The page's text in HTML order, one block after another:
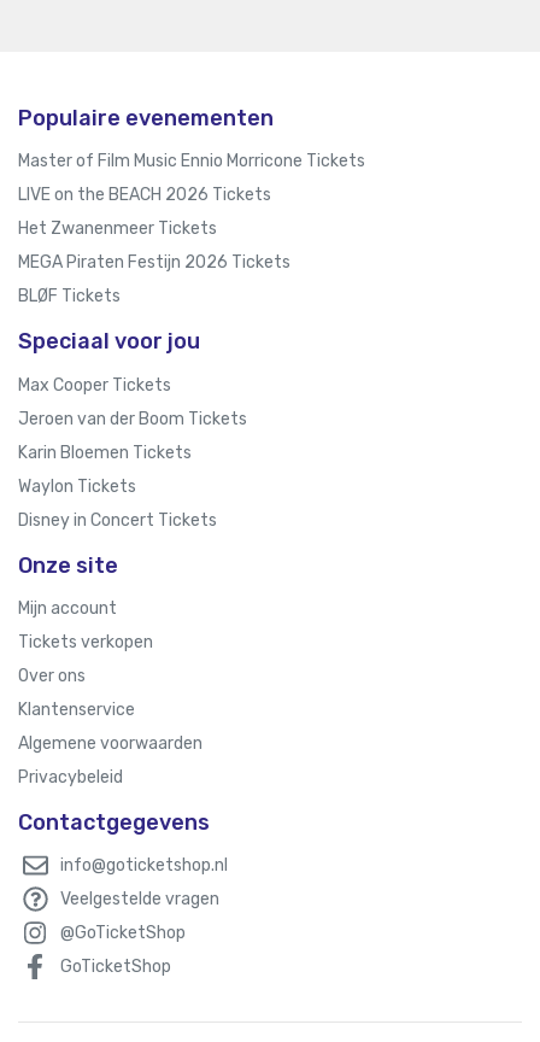
Populaire evenementen
Master of Film Music Ennio Morricone Tickets
LIVE on the BEACH 2026 Tickets
Het Zwanenmeer Tickets
MEGA Piraten Festijn 2026 Tickets
BLØF Tickets
Speciaal voor jou
Max Cooper Tickets
Jeroen van der Boom Tickets
Karin Bloemen Tickets
Waylon Tickets
Disney in Concert Tickets
Onze site
Mijn account
Tickets verkopen
Over ons
Klantenservice
Algemene voorwaarden
Privacybeleid
Contactgegevens
info@goticketshop.nl
Veelgestelde vragen
@GoTicketShop
GoTicketShop